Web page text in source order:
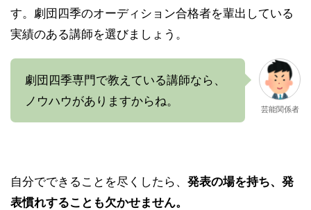
す。劇団四季のオーディション合格者を輩出している
実績のある講師を選びましょう。
劇団四季専門で教えている講師なら、
ノウハウがありますからね。
芸能関係者
自分でできることを尽くしたら、 発表の場を持ち、発
表慣れすることも欠かせません。